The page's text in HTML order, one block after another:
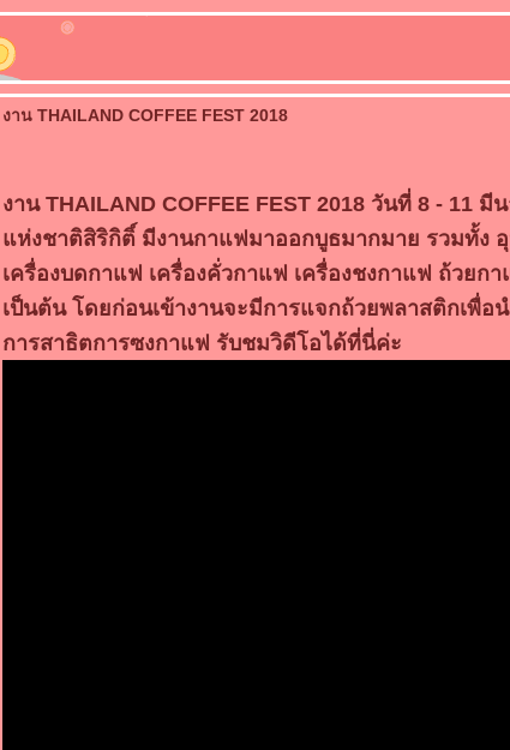
งาน THAILAND COFFEE FEST 2018
งาน THAILAND COFFEE FEST 2018 วันที่ 8 - 11
ห่งชาติสิริกิติ์ มีงานกาแฟมาออกบูธมากมาย รวมทั้ง
เครื่องบดกาแฟ เครื่องคั่วกาแฟ เครื่องชงกาแฟ ถ้วย
เป็นต้น โดยก่อนเข้างานจะมีการแจกถ้วยพลาสติกเพื่
การสาธิตการซงกาแฟ รับชมวิดีโอได้ที่นี่ค่ะ